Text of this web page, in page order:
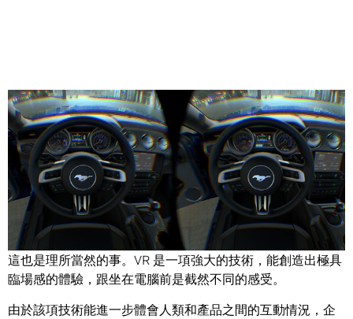
Share
虛擬實境 （VR） 技術如今在 PC 遊戲業界引發不少關注，而
這也是理所當然的事。VR 是一項強大的技術，能創造出極具
臨場感的體驗，跟坐在電腦前是截然不同的感受。
由於該項技術能進一步體會人類和產品之間的互動情況，企